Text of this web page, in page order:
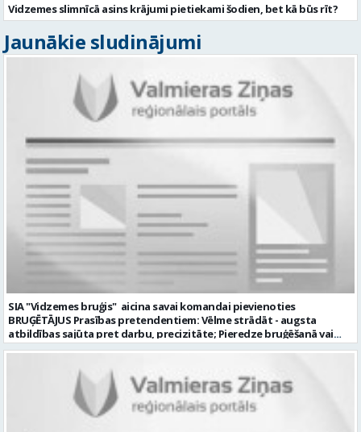
Vidzemes slimnīcā asins krājumi pietiekami šodien, bet kā būs rīt?
Jaunākie sludinājumi
SIA "Vidzemes bruģis" aicina savai komandai pievienoties
BRUĢĒTĀJUS Prasības pretendentiem: Vēlme strādāt - augsta
atbildības sajūta pret darbu, precizitāte; Pieredze bruģēšanā vai
ceļu būvniecībā. Darba pienākumi: Bruģakmens ieklāšana; Ceļu, ielas
Bruģakmens pamatnes sagatavošana. Mēs nodrošinām: Stabilu
atalgojumu; Stabilu darbu ilgtermiņā; Nodrošinām ar darba
apģērbu un darba instrumentiem; Labus darba apstākļus. Darba
laika veids un režīms: normālais darba laiks; darba dienās 8.00-17.00;